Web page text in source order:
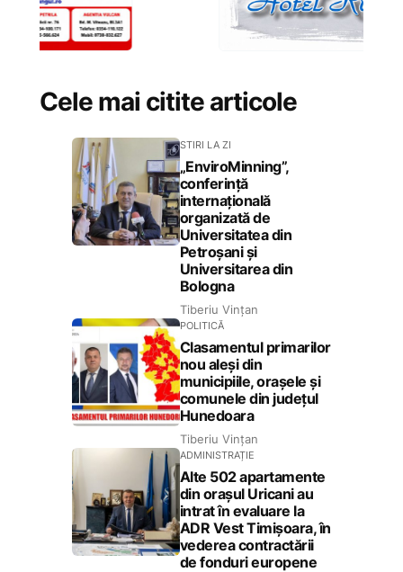
Cele mai citite articole
STIRI LA ZI
„EnviroMinning”,
conferință
internațională
organizată de
Universitatea din
Petroșani și
Universitarea din
Bologna
Tiberiu Vințan
POLITICĂ
Clasamentul primarilor
nou aleși din
municipiile, orașele și
comunele din județul
Hunedoara
Tiberiu Vințan
ADMINISTRAȚIE
Alte 502 apartamente
din orașul Uricani au
intrat în evaluare la
ADR Vest Timișoara, în
vederea contractării
de fonduri europene